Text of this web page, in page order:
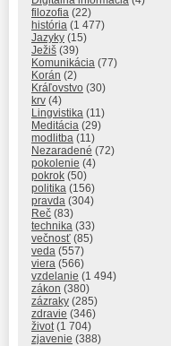
filozofia (22)
história (1 477)
Jazyky (15)
Ježiš (39)
Komunikácia (77)
Korán (2)
Kráľovstvo (30)
krv (4)
Lingvistika (11)
Meditácia (29)
modlitba (11)
Nezaradené (72)
pokolenie (4)
pokrok (50)
politika (156)
pravda (304)
Reč (83)
technika (33)
večnosť (85)
veda (557)
viera (566)
vzdelanie (1 494)
zákon (380)
zázraky (285)
zdravie (346)
život (1 704)
zjavenie (388)